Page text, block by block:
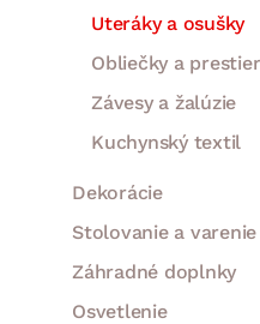
Uteráky a osušky
Obliečky a
Závesy a žalúzie
Kuchynský textil
Dekorácie
Stolovanie a varenie
Záhradné doplnky
Osvetlenie